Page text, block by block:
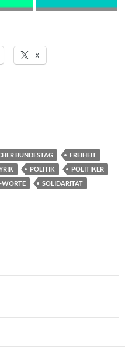
X
BUNDESTAG
FREIHEIT
POLITIK
POLITIKER
WORTE
SOLIDARITÄT